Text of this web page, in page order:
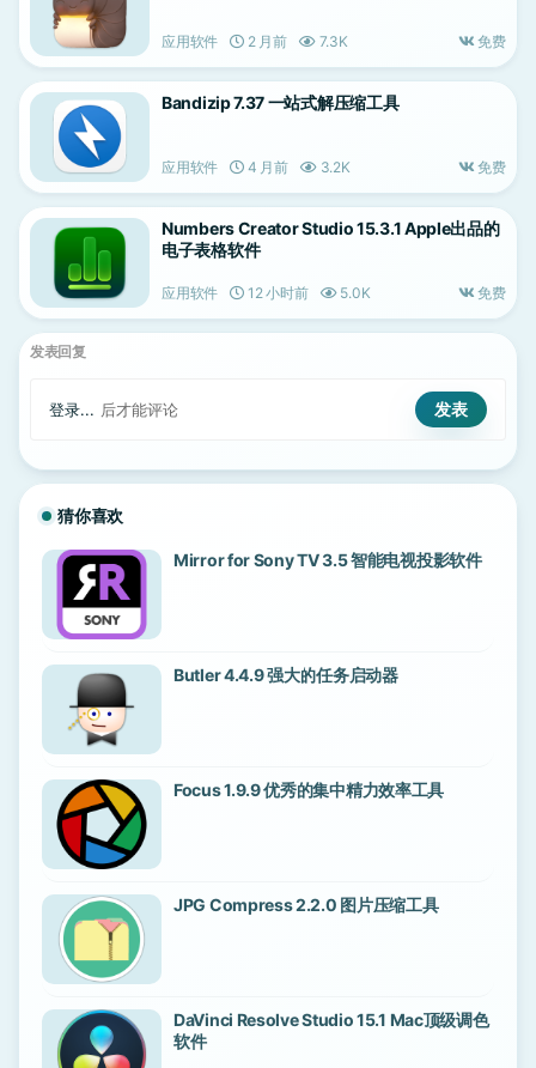
应用软件 2 月前 7.3K 免费
Bandizip 7.37 一站式解压缩工具
应用软件 4 月前 3.2K 免费
Numbers Creator Studio 15.3.1 Apple出品的
电子表格软件
应用软件 12 小时前 5.0K 免费
发表回复
登录... 后才能评论
猜你喜欢
Mirror for Sony TV 3.5 智能电视投影软件
Butler 4.4.9 强大的任务启动器
Focus 1.9.9 优秀的集中精力效率工具
JPG Compress 2.2.0 图片压缩工具
DaVinci Resolve Studio 15.1 Mac顶级调色
软件